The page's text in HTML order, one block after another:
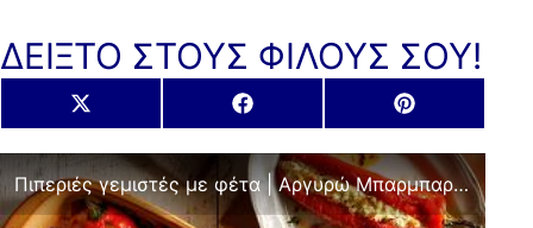
ΔΕΙΞΤΟ ΣΤΟΥΣ ΦΙΛΟΥΣ ΣΟΥ!
Share
on
X
(Twitter)
Share
on
Facebook
Share
on
Pinterest
Πιπεριές γεμιστές με φέτα | Αργυρώ Μπαρμπαρίγου